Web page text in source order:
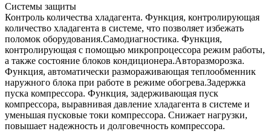
Системы защиты
Контроль количества хладагента. Функция, контролирующая
количество хладагента в системе, что позволяет избежать
поломок оборудования.Самодиагностика. Функция,
контролирующая с помощью микропроцессора режим работы,
а также состояние блоков кондиционера.Авторазморозка.
Функция, автоматически размораживающая теплообменник
наружного блока при работе в режиме обогрева.Задержка
пуска компрессора. Функция, задерживающая пуск
компрессора, выравнивая давление хладагента в системе и
уменьшая пусковые токи компрессора. Снижает нагрузки,
повышает надежность и долговечность компрессора.